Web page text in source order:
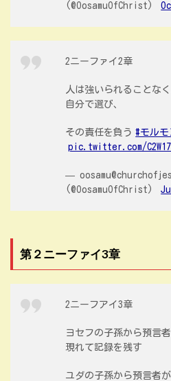
(@OosamuOfChrist)
2ニーファイ2章
人は強いられることなく
自分で選び、
その責任を負う #モルモ
pic.twitter.com/
—
(@OosamuOfChrist)
第２ニーファイ3章
2ニーフアイ3章
ヨセフの子孫から預言
現れて記録を残す
ユダの子孫から預言者が